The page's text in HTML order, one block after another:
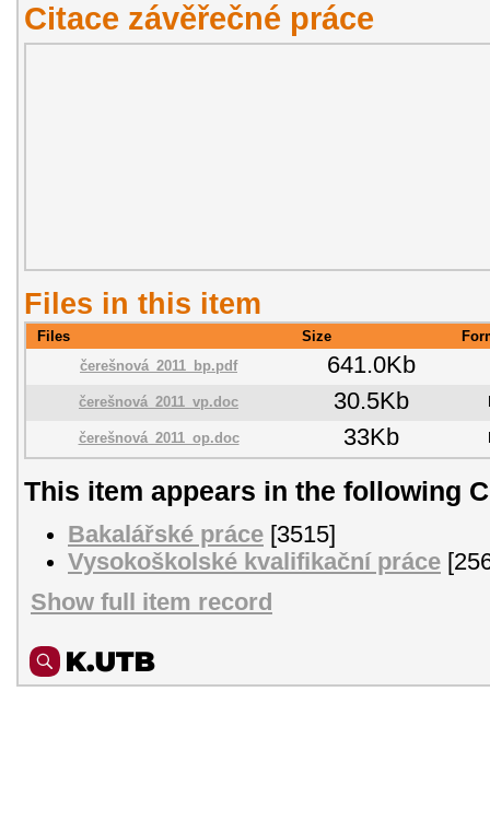
Citace závěřečné práce
Files in this item
Files Size
čerešnová_2011_bp.pdf
641.0Kb
čerešnová_2011_vp.doc 30.5Kb
čerešnová_2011_op.doc 33Kb
This item appears in the following
Bakalářské práce [3515]
Vysokoškolské kvalifikační práce
Show full item record